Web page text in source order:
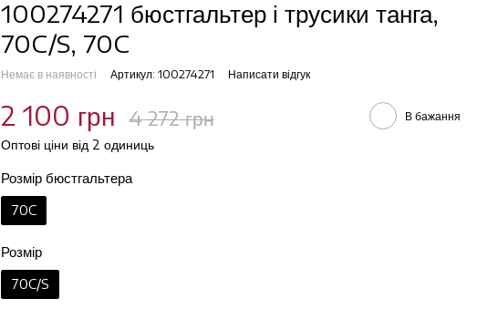
100274271 бюстгальтер і трусики танга,
70C/S, 70C
Немає в наявності Артикул: 100274271 Написати відгук
2 100 грн 4 272 грн В бажання
Оптові ціни від 2 одиниць
Розмір бюстгальтера
70C
Розмір
70C/S